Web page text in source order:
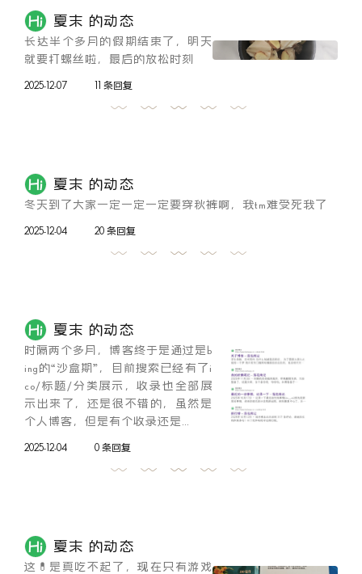
夏末 的动态
长达半个多月的假期结束了，明天
就要打螺丝啦，最后的放松时刻
2025-12-07 11 条回复
夏末 的动态
冬天到了大家一定一定一定要穿秋裤啊，我tm难受死我了
2025-12-04 20 条回复
夏末 的动态
时隔两个多月，博客终于是通过是b
ing的“沙盒期”，目前搜索已经有了i
co/标题/分类展示，收录也全部展
示出来了，还是很不错的，虽然是
个人博客，但是有个收录还是...
2025-12-04 0 条回复
夏末 的动态
这💊是真吃不起了，现在只有游戏